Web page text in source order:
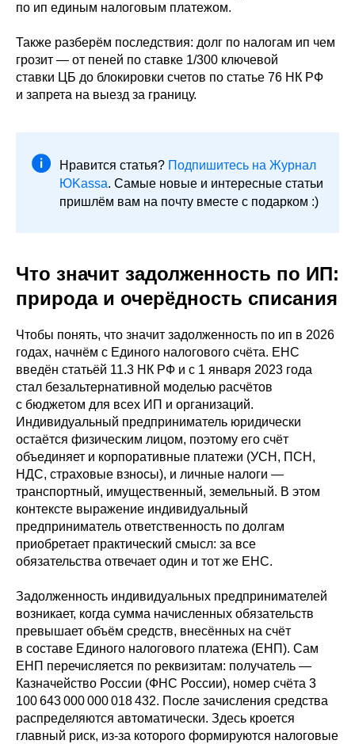
по ип единым налоговым платежом.
Также разберём последствия: долг по налогам ип чем
грозит — от пеней по ставке 1/300 ключевой
ставки ЦБ до блокировки счетов по статье 76 НК РФ
и запрета на выезд за границу.
Нравится статья? Подпишитесь на Журнал
ЮKassa. Самые новые и интересные статьи
пришлём вам на почту вместе с подарком :)
Что значит задолженность по ИП:
природа и очерёдность списания
Чтобы понять, что значит задолженность по ип в 2026
годах, начнём с Единого налогового счёта. ЕНС
введён статьёй 11.3 НК РФ и с 1 января 2023 года
стал безальтернативной моделью расчётов
с бюджетом для всех ИП и организаций.
Индивидуальный предприниматель юридически
остаётся физическим лицом, поэтому его счёт
объединяет и корпоративные платежи (УСН, ПСН,
НДС, страховые взносы), и личные налоги —
транспортный, имущественный, земельный. В этом
контексте выражение индивидуальный
предприниматель ответственность по долгам
приобретает практический смысл: за все
обязательства отвечает один и тот же ЕНС.
Задолженность индивидуальных предпринимателей
возникает, когда сумма начисленных обязательств
превышает объём средств, внесённых на счёт
в составе Единого налогового платежа (ЕНП). Сам
ЕНП перечисляется по реквизитам: получатель —
Казначейство России (ФНС России), номер счёта 3
100 643 000 000 018 432. После зачисления средства
распределяются автоматически. Здесь кроется
главный риск, из-за которого формируются налоговые